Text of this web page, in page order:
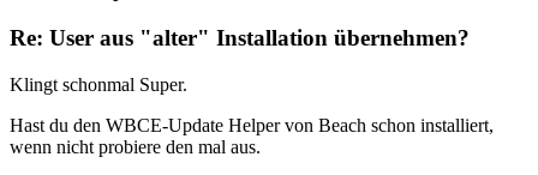
Re: User aus "alter" Installation übernehmen?
Klingt schonmal Super.
Hast du den WBCE-Update Helper von Beach schon installiert,
wenn nicht probiere den mal aus.